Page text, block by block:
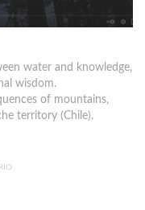
water and knowledge,
wisdom.
of mountains,
territory (Chile).